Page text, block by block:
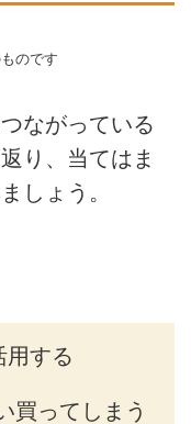
のです
ながっている
り、当てはま
しょう。
用する
買ってしまう